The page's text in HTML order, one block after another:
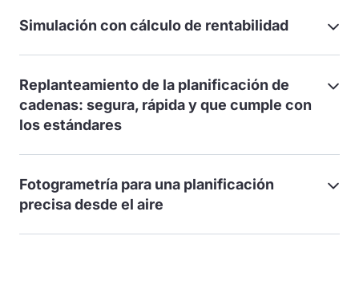
Simulación con cálculo de rentabilidad
Replanteamiento de la planificación de
cadenas: segura, rápida y que cumple con
los estándares
Fotogrametría para una planificación
precisa desde el aire